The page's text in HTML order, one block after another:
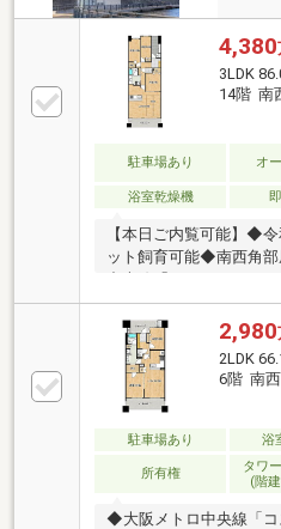
4,380
3LDK
14階 南
駐車場あり オ
浴室乾燥機
【本日ご内覧可能】◆
ット飼育可能◆南西角
+ＷＩＣ□食洗・床暖房
2,980
2LDK
6階 南西
駐車場あり 浴
所有権
タワ
(階
◆大阪メトロ中央線「コ